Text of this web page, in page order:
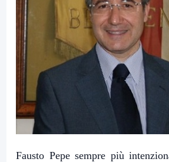
Fausto Pepe sempre più